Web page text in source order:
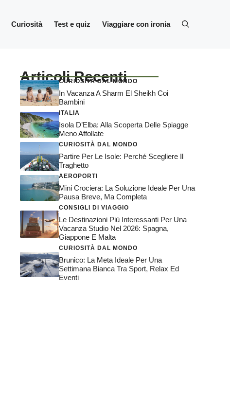
Curiosità Test e quiz Viaggiare con ironia
Articoli Recenti
CURIOSITÀ DAL MONDO
In Vacanza A Sharm El Sheikh Coi
Bambini
ITALIA
Isola D’Elba: Alla Scoperta Delle Spiagge
Meno Affollate
CURIOSITÀ DAL MONDO
Partire Per Le Isole: Perché Scegliere Il
Traghetto
AEROPORTI
Mini Crociera: La Soluzione Ideale Per Una
Pausa Breve, Ma Completa
CONSIGLI DI VIAGGIO
Le Destinazioni Più Interessanti Per Una
Vacanza Studio Nel 2026: Spagna,
Giappone E Malta
CURIOSITÀ DAL MONDO
Brunico: La Meta Ideale Per Una
Settimana Bianca Tra Sport, Relax Ed
Eventi